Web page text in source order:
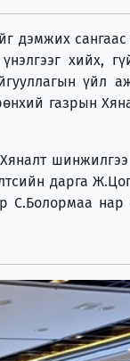
дэмжих
хийх,
үйл
газрын
дарга
С.Болормаа нар